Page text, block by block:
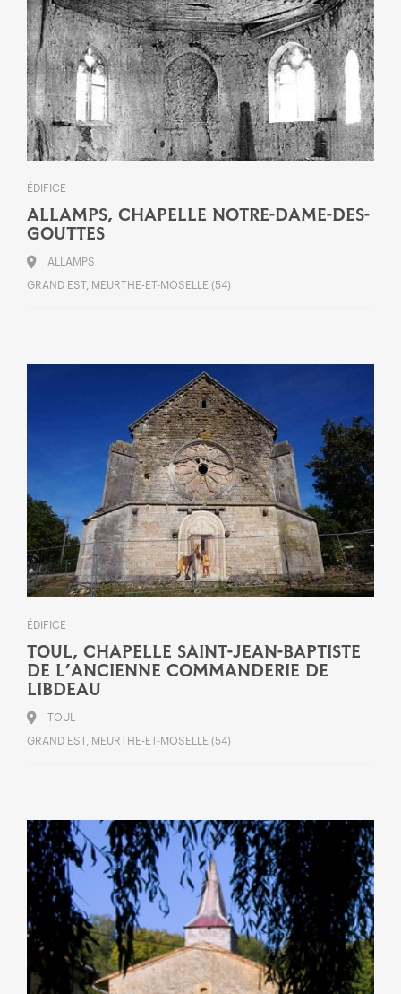
ÉDIFICE
ALLAMPS, CHAPELLE NOTRE-DAME-DES-
GOUTTES
ALLAMPS
GRAND EST, MEURTHE-ET-MOSELLE (54)
ÉDIFICE
TOUL, CHAPELLE SAINT-JEAN-BAPTISTE
DE L’ANCIENNE COMMANDERIE DE
LIBDEAU
TOUL
GRAND EST, MEURTHE-ET-MOSELLE (54)